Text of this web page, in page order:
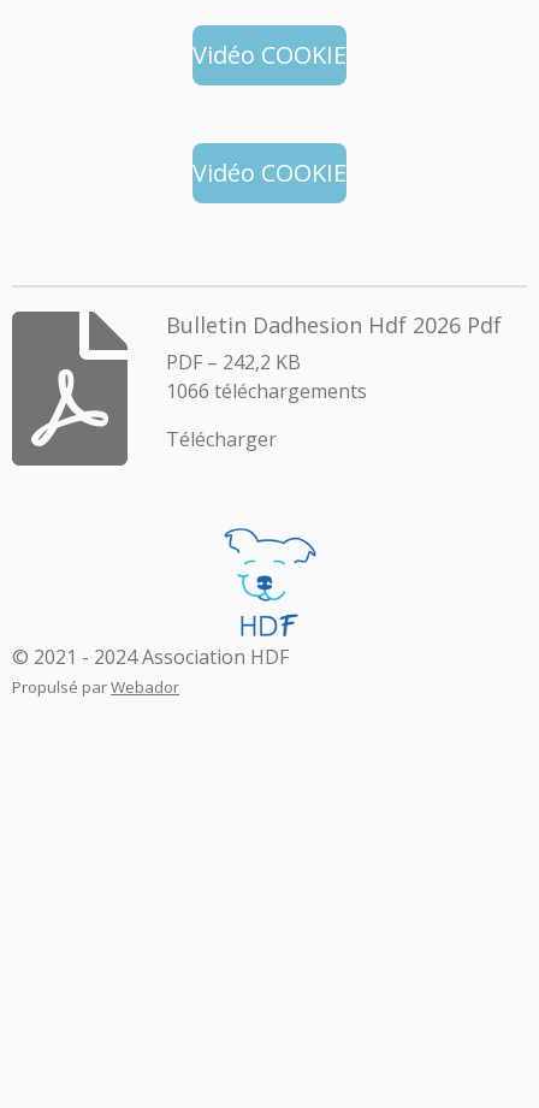
a
g
e
r
Vidéo COOKIE
Vidéo COOKIE
Bulletin Dadhesion Hdf 2026 Pdf
PDF – 242,2 KB
1066 téléchargements
Télécharger
© 2021 - 2024 Association HDF
Propulsé parWebador